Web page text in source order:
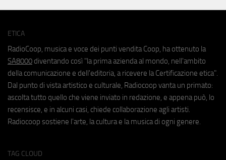
ETICA
RadioCoop, musica e voce dei punti vendita Coop, ha ottenuto la
SA8000 diventando così "la prima azienda al mondo, nell'ambito
della comunicazione e dell'editoria, a ricevere la Certificazione etica".
Dal punto di vista artistico e culturale, Radiocoop vanta un primato:
ascolta tutto quello che viene inviato in redazione, e appena può, lo
recensisce, e in alcuni casi, chiede collaborazione agli artisti.
Radiocoop sostiene l'arte, la cultura e la musica di ogni genere.
TAG CLOUD